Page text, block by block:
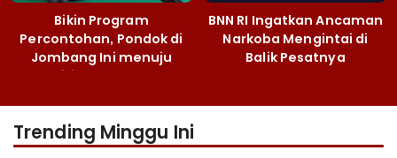
Bikin Program
Percontohan, Pondok di
Jombang Ini menuju
Mandiri Kelola Sampah
BNN RI Ingatkan Ancaman
Narkoba Mengintai di
Balik Pesatnya
Trending Minggu Ini